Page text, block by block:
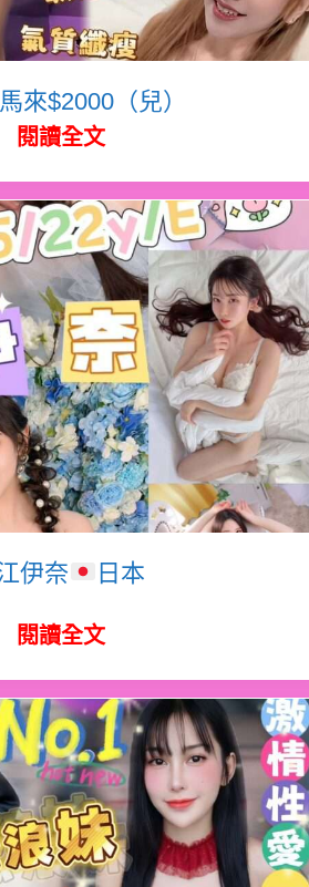
馬來$2000（兒）
閱讀全文
伊奈
日本
閱讀全文